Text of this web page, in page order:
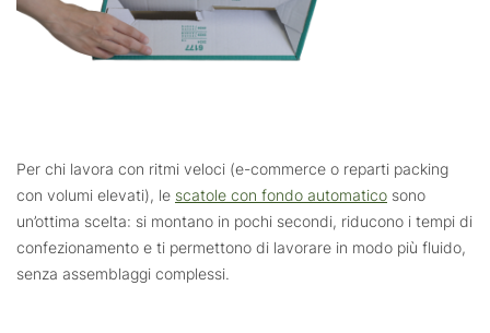
Per chi lavora con ritmi veloci (e-commerce o reparti packing
con volumi elevati), le scatole con fondo automatico sono
un’ottima scelta: si montano in pochi secondi, riducono i tempi di
confezionamento e ti permettono di lavorare in modo più fluido,
senza assemblaggi complessi.